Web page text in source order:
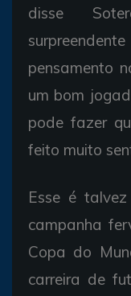
disse
pensamento
um bom
pode fazer
feito muito
Esse é
campanha
Copa do
carreira de